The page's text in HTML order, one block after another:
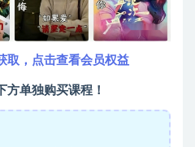
取，点击查看会员权益
方单独购买课程！